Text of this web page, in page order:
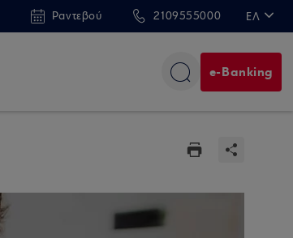
Ραντεβού 2109555000 ΕΛ
e-Banking